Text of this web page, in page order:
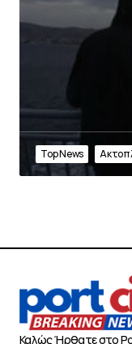
Top News
Καλώς Ήρθατε στο